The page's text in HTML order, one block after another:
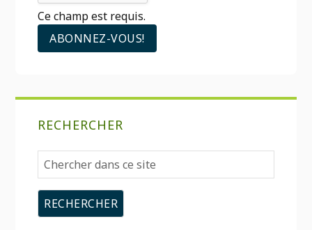
Ce champ est requis.
RECHERCHER
Chercher
dans
ce
site